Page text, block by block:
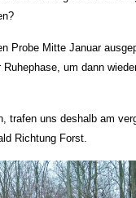
Probe Mitte Januar
um dann
trafen uns deshalb am
Richtung Forst.